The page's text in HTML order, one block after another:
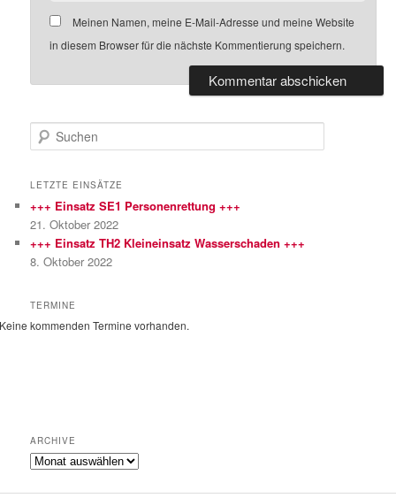
Meinen Namen, meine E-Mail-Adresse und meine Website
in diesem Browser für die nächste Kommentierung speichern.
u
h
n
LETZTE EINSÄTZE
+++ Einsatz SE1 Personenrettung +++
21. Oktober 2022
+++ Einsatz TH2 Kleineinsatz Wasserschaden +++
8. Oktober 2022
TERMINE
Keine kommenden Termine vorhanden.
ARCHIVE
Archive